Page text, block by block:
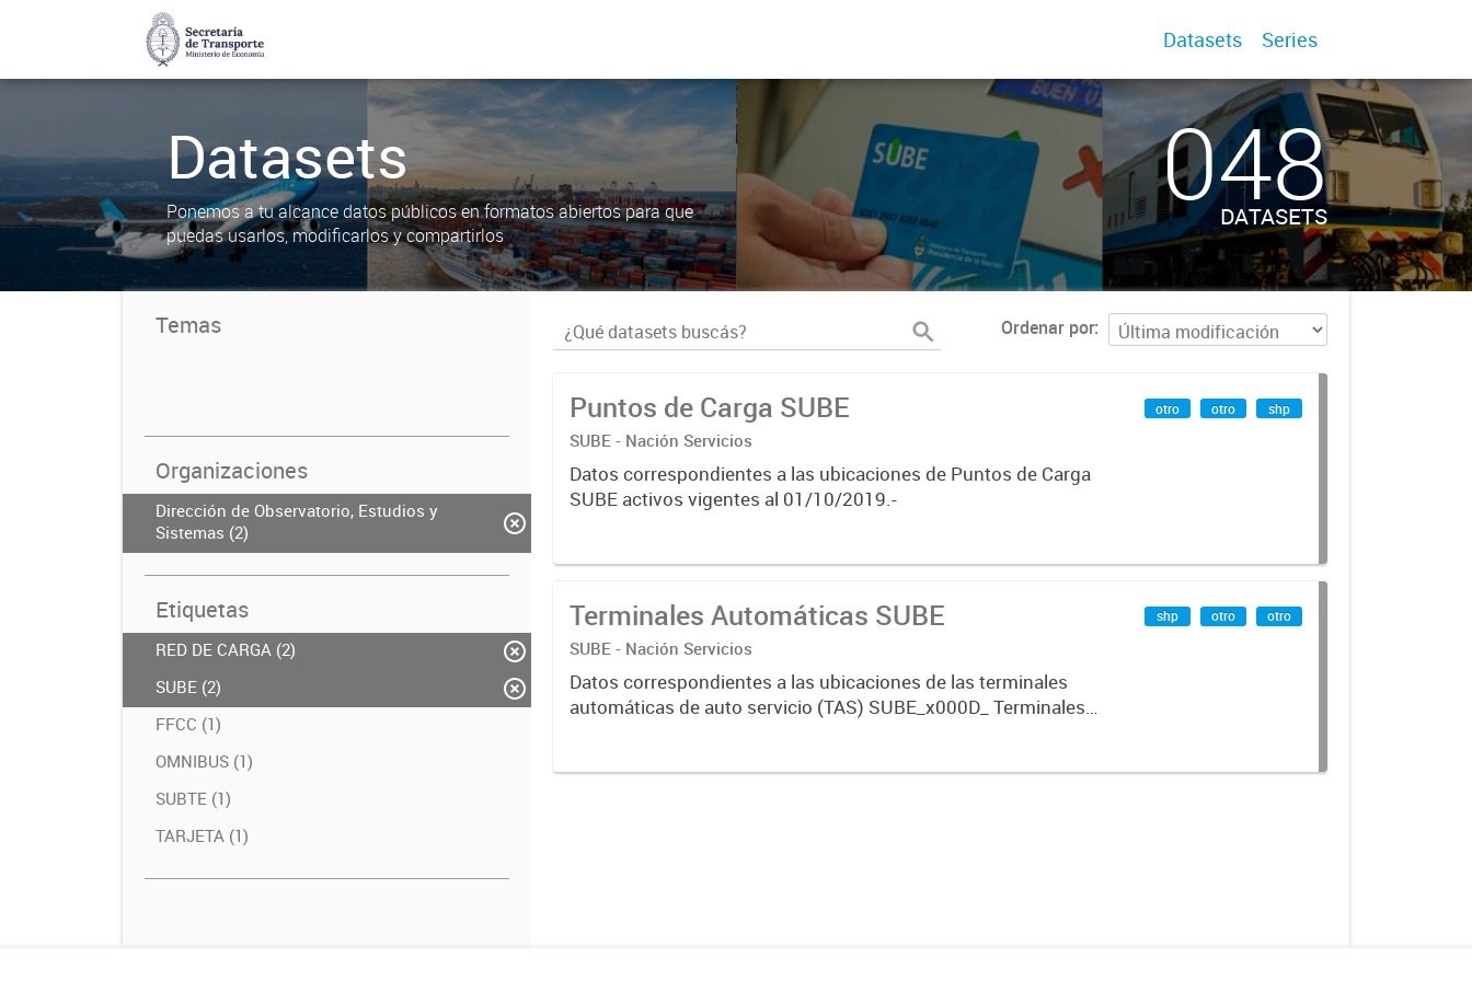
Datasets Series
Datasets
Ponemos a tu alcance datos públicos en formatos abiertos para que
puedas usarlos, modificarlos y compartirlos
048
DATASETS
Temas
Organizaciones
Dirección de Observatorio, Estudios y
Sistemas (2)
Etiquetas
RED DE CARGA (2)
SUBE (2)
FFCC (1)
OMNIBUS (1)
SUBTE (1)
TARJETA (1)
Ordenar por
Puntos de Carga SUBE
SUBE - Nación Servicios
Datos correspondientes a las ubicaciones de Puntos de Carga
SUBE activos vigentes al 01/10/2019.-
otro otro shp
Terminales Automáticas SUBE
SUBE - Nación Servicios
Datos correspondientes a las ubicaciones de las terminales
automáticas de auto servicio (TAS) SUBE_x000D_ Terminales
shp otro otro